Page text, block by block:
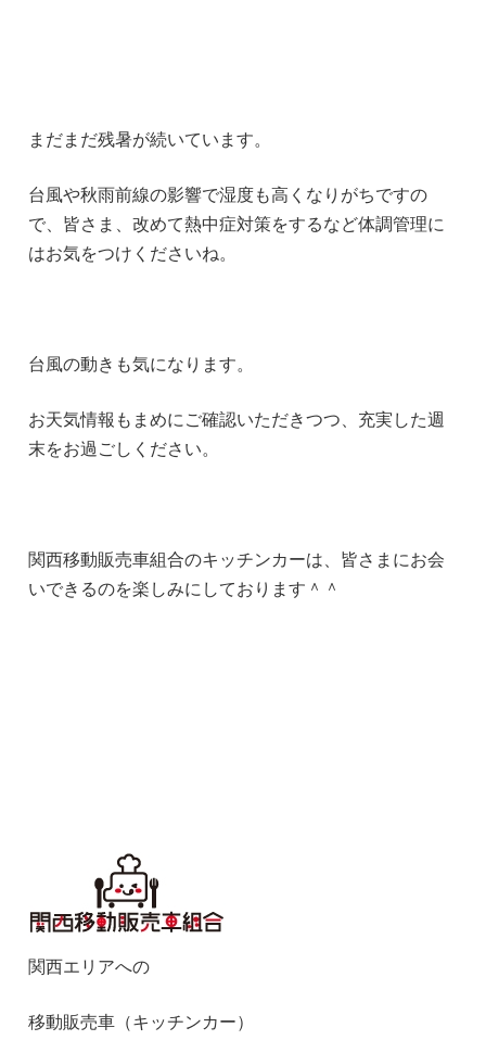
まだまだ残暑が続いています。
台風や秋雨前線の影響で湿度も高くなりがちですの
で、皆さま、改めて熱中症対策をするなど体調管理に
はお気をつけくださいね。
台風の動きも気になります。
お天気情報もまめにご確認いただきつつ、充実した週
末をお過ごしください。
関西移動販売車組合のキッチンカーは、皆さまにお会
いできるのを楽しみにしております＾＾
関西エリアへの
移動販売車（キッチンカー）